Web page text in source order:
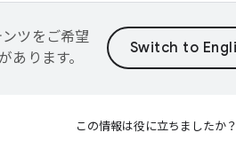
ツをご希望
ります。
この情報は役に立ちましたか？